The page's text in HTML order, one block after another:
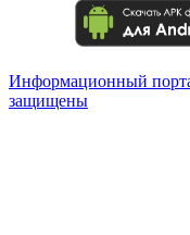
Информационный
защищены